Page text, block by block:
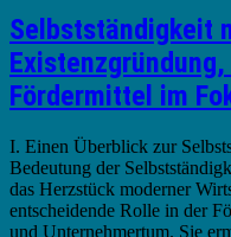
Selbstständigkeit
Fördermittel im
I. Einen Überblick zur
Bedeutung der
das Herzstück moderner
entscheidende Rolle in der
und Unternehmertum. Sie